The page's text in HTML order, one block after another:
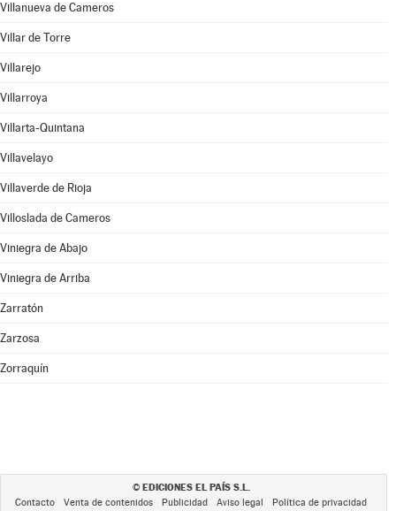
Villanueva de Cameros
Villar de Torre
Villarejo
Villarroya
Villarta-Quintana
Villavelayo
Villaverde de Rioja
Villoslada de Cameros
Viniegra de Abajo
Viniegra de Arriba
Zarratón
Zarzosa
Zorraquín
© EDICIONES EL PAÍS S.L.
Contacto Venta de contenidos Publicidad Aviso legal Política de privacidad